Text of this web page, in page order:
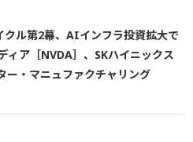
クル第2幕、AIインフラ投資拡大で
ィア［NVDA］、SKハイニックス
ー・マニュファクチャリング